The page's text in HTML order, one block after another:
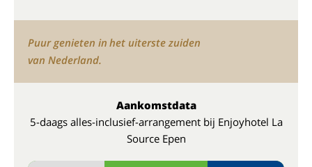
Puur genieten in het uiterste zuiden
van Nederland.
Aankomstdata
5-daags alles-inclusief-arrangement bij Enjoyhotel La
Source Epen